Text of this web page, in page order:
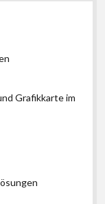
Grafikkarte im